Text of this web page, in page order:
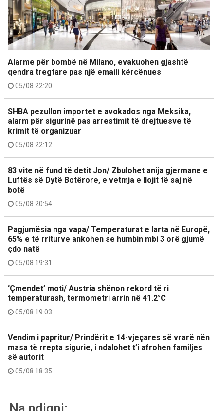
Alarme për bombë në Milano, evakuohen gjashtë
qendra tregtare pas një emaili kërcënues
05/08 22:20
SHBA pezullon importet e avokados nga Meksika,
alarm për sigurinë pas arrestimit të drejtuesve të
krimit të organizuar
05/08 22:12
83 vite në fund të detit Jon/ Zbulohet anija gjermane e
Luftës së Dytë Botërore, e vetmja e llojit të saj në
botë
05/08 20:54
Pagjumësia nga vapa/ Temperaturat e larta në Europë,
65% e të rriturve ankohen se humbin mbi 3 orë gjumë
çdo natë
05/08 19:31
‘Çmendet’ moti/ Austria shënon rekord të ri
temperaturash, termometri arrin në 41.2°C
05/08 19:03
Vendim i papritur/ Prindërit e 14-vjeçares së vrarë nën
masa të rrepta sigurie, i ndalohet t’i afrohen familjes
së autorit
05/08 18:35
Na ndiqni: